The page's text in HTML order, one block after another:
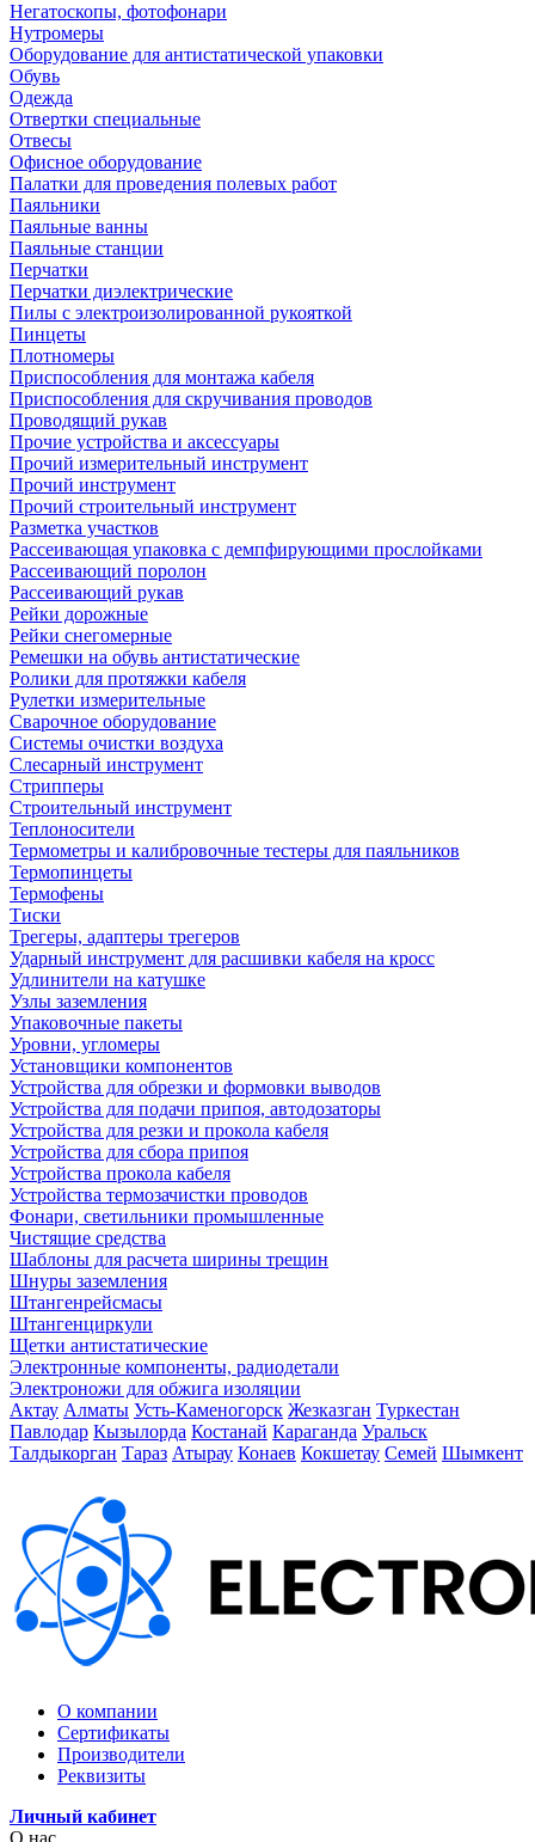
Негатоскопы, фотофонари
Нутромеры
Оборудование для антистатической упаковки
Обувь
Одежда
Отвертки специальные
Отвесы
Офисное оборудование
Палатки для проведения полевых работ
Паяльники
Паяльные ванны
Паяльные станции
Перчатки
Перчатки диэлектрические
Пилы с электроизолированной рукояткой
Пинцеты
Плотномеры
Приспособления для монтажа кабеля
Приспособления для скручивания проводов
Проводящий рукав
Прочие устройства и аксессуары
Прочий измерительный инструмент
Прочий инструмент
Прочий строительный инструмент
Разметка участков
Рассеивающая упаковка с демпфирующими прослойками
Рассеивающий поролон
Рассеивающий рукав
Рейки дорожные
Рейки снегомерные
Ремешки на обувь антистатические
Ролики для протяжки кабеля
Рулетки измерительные
Сварочное оборудование
Системы очистки воздуха
Слесарный инструмент
Стрипперы
Строительный инструмент
Теплоносители
Термометры и калибровочные тестеры для паяльников
Термопинцеты
Термофены
Тиски
Трегеры, адаптеры трегеров
Ударный инструмент для расшивки кабеля на кросс
Удлинители на катушке
Узлы заземления
Упаковочные пакеты
Уровни, угломеры
Установщики компонентов
Устройства для обрезки и формовки выводов
Устройства для подачи припоя, автодозаторы
Устройства для резки и прокола кабеля
Устройства для сбора припоя
Устройства прокола кабеля
Устройства термозачистки проводов
Фонари, светильники промышленные
Чистящие средства
Шаблоны для расчета ширины трещин
Шнуры заземления
Штангенрейсмасы
Штангенциркули
Щетки антистатические
Электронные компоненты, радиодетали
Электроножи для обжига изоляции
Актау Алматы Усть-Каменогорск Жезказган Туркестан
Павлодар Кызылорда Костанай Караганда Уральск
Талдыкорган Тараз Атырау Конаев Кокшетау Семей Шымкент
О компании
Сертификаты
Производители
Реквизиты
Личный кабинет
О нас